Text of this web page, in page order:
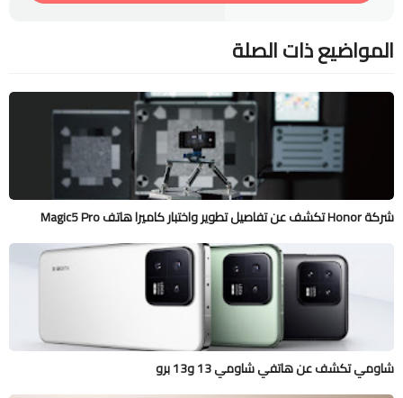
المواضيع ذات الصلة
شركة Honor تكشف عن تفاصيل تطوير واختبار كاميرا هاتف Magic5 Pro
شاومي تكشف عن هاتفي شاومي 13 و13 برو